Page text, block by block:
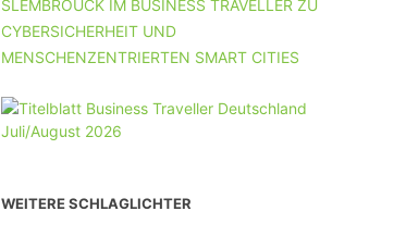
SLEMBROUCK IM BUSINESS TRAVELLER ZU
CYBERSICHERHEIT UND
MENSCHENZENTRIERTEN SMART CITIES
WEITERE SCHLAGLICHTER